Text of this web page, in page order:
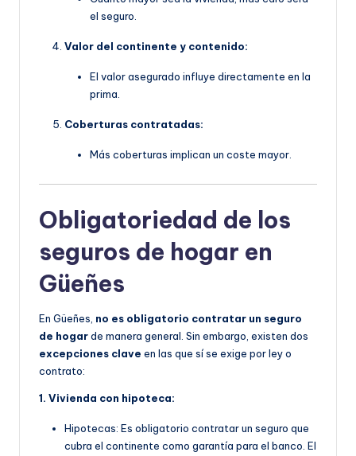
el seguro.
Valor del continente y contenido:
El valor asegurado influye directamente en la
prima.
Coberturas contratadas:
Más coberturas implican un coste mayor.
Obligatoriedad de los
seguros de hogar en
Güeñes
En Güeñes, no es obligatorio contratar un seguro
de hogarde manera general. Sin embargo, existen dos
excepciones clave en las que sí se exige por ley o
contrato:
1. Vivienda con hipoteca:
Hipotecas: Es obligatorio contratar un seguro que
cubra el continente como garantía para el banco. El